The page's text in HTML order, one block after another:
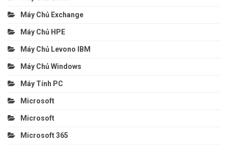
Máy Chủ Exchange
Máy Chủ HPE
Máy Chủ Levono IBM
Máy Chủ Windows
Máy Tính PC
Microsoft
Microsoft
Microsoft 365